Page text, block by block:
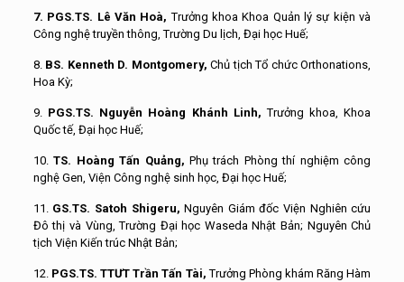
7. PGS.TS. Lê Văn Hoà, Trưởng khoa Khoa Quản lý sự kiện và
Công nghệ truyền thông, Trường Du lịch, Đại học Huế;
8. BS. Kenneth D. Montgomery,Chủ tịch Tổ chức Orthonations,
Hoa Kỳ;
9. PGS.TS. Nguyễn Hoàng Khánh Linh,Trưởng khoa, Khoa
Quốc tế, Đại học Huế;
10.TS. Hoàng Tấn Quảng, Phụ trách Phòng thí nghiệm công
nghệ Gen, Viện Công nghệ sinh học, Đại học Huế;
11. GS.TS. Satoh Shigeru,Nguyên Giám đốc Viện Nghiên cứu
Đô thị và Vùng, Trường Đại học Waseda Nhật Bản; Nguyên Chủ
tịch Viện Kiến trúc Nhật Bản;
12. PGS.TS. TTƯT Trần Tấn Tài,Trưởng Phòng khám Răng Hàm